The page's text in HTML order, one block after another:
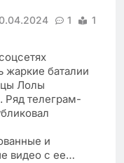
1
1
жаркие баталии
Лолы
телеграм-
и
видео с ее…